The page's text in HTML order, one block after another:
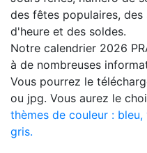
des fêtes populaires, des
d'heure et des soldes.
Notre calendrier 2026
à de nombreuses
Vous pourrez le
ou jpg. Vous aurez le
thèmes de couleur :
gris.